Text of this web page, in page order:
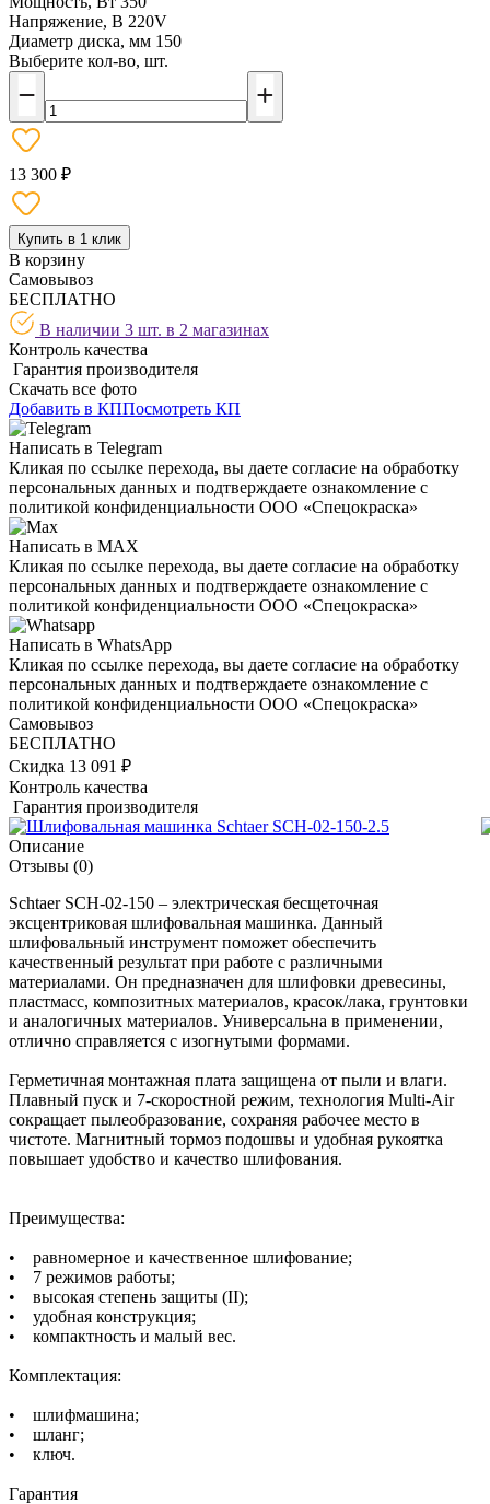
Напряжение, В 220V
Диаметр диска, мм 150
Выберите кол-во, шт.
13 300 ₽
Купить в 1 клик
В корзину
Самовывоз
БЕСПЛАТНО
В наличии 3 шт. в 2 магазинах
Контроль качества
Гарантия производителя
Скачать все фото
Добавить в КППосмотреть КП
Написать в Telegram
Кликая по ссылке перехода, вы даете согласие на обработку
персональных данных и подтверждаете ознакомление с
политикой конфиденциальности ООО «Спецокраска»
Написать в MAX
Кликая по ссылке перехода, вы даете согласие на обработку
персональных данных и подтверждаете ознакомление с
политикой конфиденциальности ООО «Спецокраска»
Написать в WhatsApp
Кликая по ссылке перехода, вы даете согласие на обработку
персональных данных и подтверждаете ознакомление с
политикой конфиденциальности ООО «Спецокраска»
Самовывоз
БЕСПЛАТНО
Скидка 13 091 ₽
Контроль качества
Гарантия производителя
Описание
Отзывы (0)
Schtaer SCH-02-150 – электрическая бесщеточная
эксцентриковая шлифовальная машинка. Данный
шлифовальный инструмент поможет обеспечить
качественный результат при работе с различными
материалами. Он предназначен для шлифовки древесины,
пластмасс, композитных материалов, красок/лака, грунтовки
и аналогичных материалов. Универсальна в применении,
отлично справляется с изогнутыми формами.
Герметичная монтажная плата защищена от пыли и влаги.
Плавный пуск и 7-скоростной режим, технология Multi-Air
сокращает пылеобразование, сохраняя рабочее место в
чистоте. Магнитный тормоз подошвы и удобная рукоятка
повышает удобство и качество шлифования.
Преимущества:
• равномерное и качественное шлифование;
• 7 режимов работы;
• высокая степень защиты (II);
• удобная конструкция;
• компактность и малый вес.
Комплектация:
• шлифмашина;
• шланг;
• ключ.
Гарантия